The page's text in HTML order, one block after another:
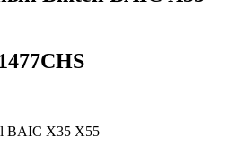
BAIC X35 X55